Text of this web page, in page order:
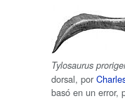
Tylosaurus
dorsal, por
basó en un error,